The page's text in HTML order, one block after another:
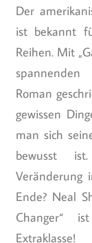
Der
ist bekannt
Reihen. Mit
Roman
gewissen
man sich
bewusst
Veränderung
Ende? Neal
Changer“
Extraklasse!